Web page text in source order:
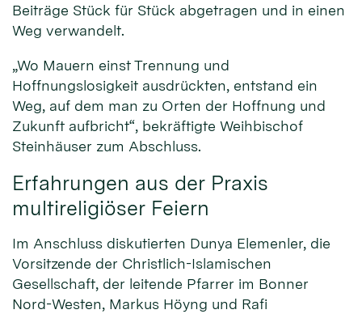
Beiträge Stück für Stück abgetragen und in einen
Weg verwandelt.
„Wo Mauern einst Trennung und
Hoffnungslosigkeit ausdrückten, entstand ein
Weg, auf dem man zu Orten der Hoffnung und
Zukunft aufbricht“, bekräftigte Weihbischof
Steinhäuser zum Abschluss.
Erfahrungen aus der Praxis
multireligiöser Feiern
Im Anschluss diskutierten Dunya Elemenler, die
Vorsitzende der Christlich-Islamischen
Gesellschaft, der leitende Pfarrer im Bonner
Nord-Westen, Markus Höyng und Rafi